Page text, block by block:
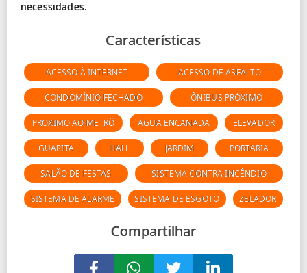
Características
ACESSO À INTERNET ACESSO DE ASFALTO
CONDOMÍNIO FECHADO ÔNIBUS PRÓXIMO
PRÓXIMO AO METRÔ ÁGUA ENCANADA ELEVADOR
GUARITA HALL JARDIM PORTARIA
SALÃO DE FESTAS SISTEMA CONTRA INCÊNDIO
SISTEMA DE ALARME SISTEMA DE ESGOTO ZELADOR
Compartilhar